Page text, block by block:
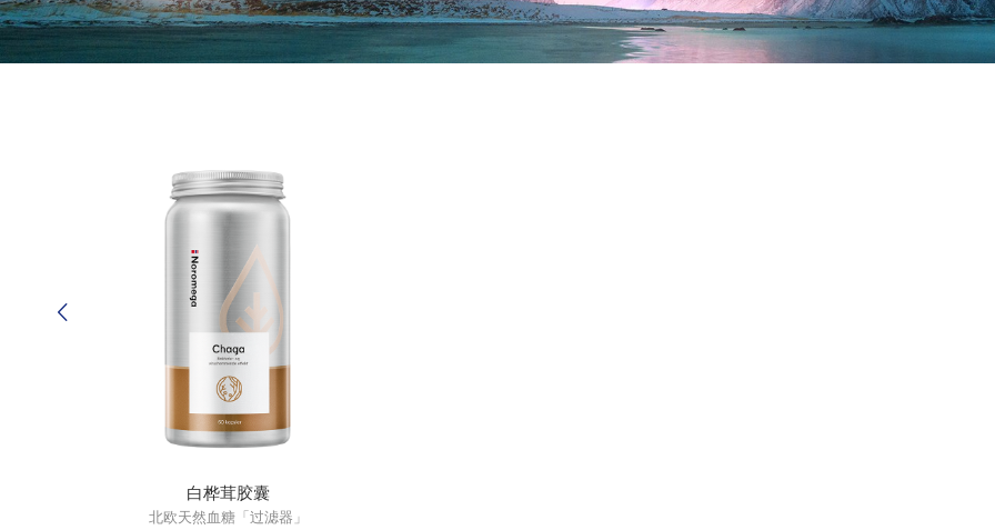
白桦茸胶囊
北欧天然血糖「过滤器」